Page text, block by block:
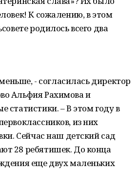
К сожалению, в этом
родилось всего два
- согласилась директор
Альфия Рахимова и
статистики. – В этом году в
из них
Сейчас наш детский сад
28 ребятишек. До конца
еще двух маленьких